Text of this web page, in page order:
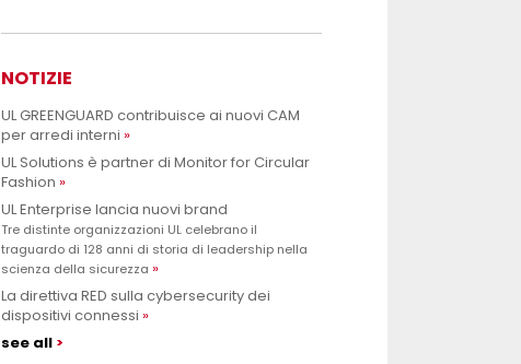
NOTIZIE
UL GREENGUARD contribuisce ai nuovi CAM
per arredi interni
UL Solutions è partner di Monitor for Circular
Fashion
UL Enterprise lancia nuovi brand
Tre distinte organizzazioni UL celebrano il
traguardo di 128 anni di storia di leadership nella
scienza della sicurezza
La direttiva RED sulla cybersecurity dei
dispositivi connessi
see all